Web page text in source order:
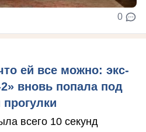
0
ей все можно: экс-
вновь попала под
всего 10 секунд